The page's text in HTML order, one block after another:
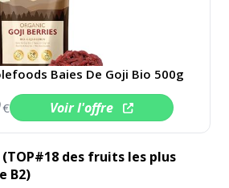
Baies De Goji Bio 500g
€ Voir l'offre
(TOP#18 des fruits les plus
B2)